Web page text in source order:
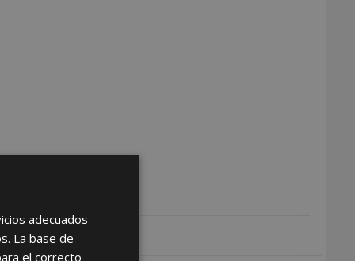
adecuados
La base de
el correcto